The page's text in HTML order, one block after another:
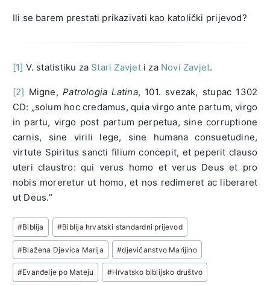
Ili se barem prestati prikazivati kao katolički prijevod?
[1] V. statistiku za Stari Zavjeti za Novi Zavjet.
[2] Migne,Patrologia Latina, 101. svezak, stupac 1302
CD: „solum hoc credamus, quia virgo ante partum, virgo
in partu, virgo post partum perpetua, sine corruptione
carnis, sine virili lege, sine humana consuetudine,
virtute Spiritus sancti filium concepit, et peperit clauso
uteri claustro: qui verus homo et verus Deus et pro
nobis moreretur ut homo, et nos redimeret ac liberaret
ut Deus.“
Post
Tags:
#Biblija #Biblija hrvatski standardni prijevod
#Blažena Djevica Marija #djevičanstvo Marijino
#Evanđelje po Mateju #Hrvatsko biblijsko društvo